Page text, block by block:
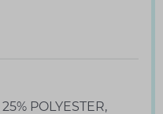
POLYESTER,